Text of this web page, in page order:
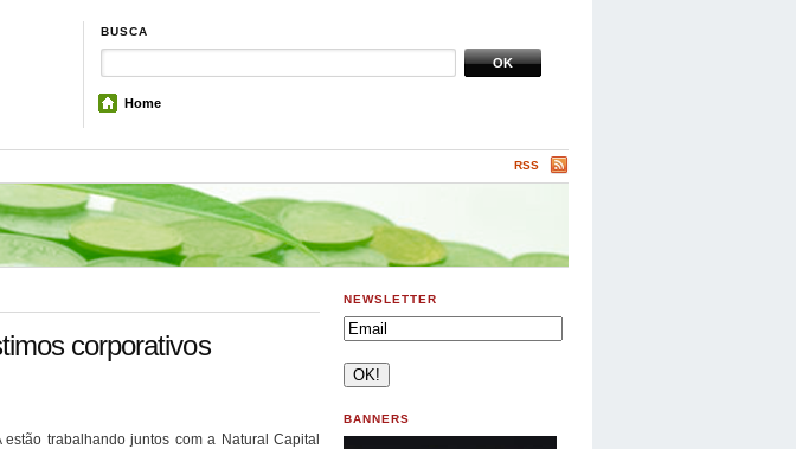
BUSCA
Home
RSS
corporativos
trabalhando juntos com a Natural Capital
NEWSLETTER
BANNERS